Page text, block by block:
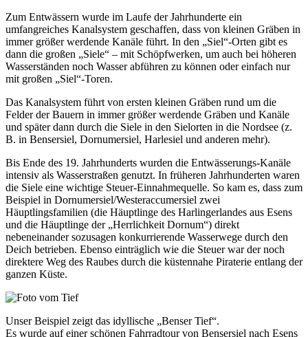
Zum Entwässern wurde im Laufe der Jahrhunderte ein
umfangreiches Kanalsystem geschaffen, dass von kleinen Gräben in
immer größer werdende Kanäle führt. In den „Siel“-Orten gibt es
dann die großen „Siele“ – mit Schöpfwerken, um auch bei höheren
Wasserständen noch Wasser abführen zu können oder einfach nur
mit großen „Siel“-Toren.
Das Kanalsystem führt von ersten kleinen Gräben rund um die
Felder der Bauern in immer größer werdende Gräben und Kanäle
und später dann durch die Siele in den Sielorten in die Nordsee (z.
B. in Bensersiel, Dornumersiel, Harlesiel und anderen mehr).
Bis Ende des 19. Jahrhunderts wurden die Entwässerungs-Kanäle
intensiv als Wasserstraßen genutzt. In früheren Jahrhunderten waren
die Siele eine wichtige Steuer-Einnahmequelle. So kam es, dass zum
Beispiel in Dornumersiel/Westeraccumersiel zwei
Häuptlingsfamilien (die Häuptlinge des Harlingerlandes aus Esens
und die Häuptlinge der „Herrlichkeit Dornum“) direkt
nebeneinander sozusagen konkurrierende Wasserwege durch den
Deich betrieben. Ebenso einträglich wie die Steuer war der noch
direktere Weg des Raubes durch die küstennahe Piraterie entlang der
ganzen Küste.
Unser Beispiel zeigt das idyllische „Benser Tief“.
Es wurde auf einer schönen Fahrradtour von Bensersiel nach Esens